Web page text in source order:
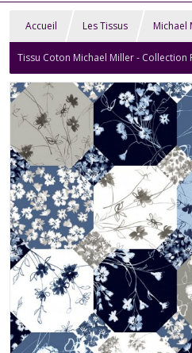
Accueil Les Tissus Michael
Tissu Coton Michael Miller -
Patchwork